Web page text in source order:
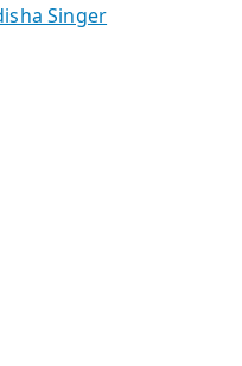
Singer